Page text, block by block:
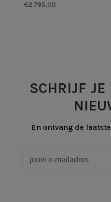
€2.795,00
SCHRIJF JE
En ontvang de